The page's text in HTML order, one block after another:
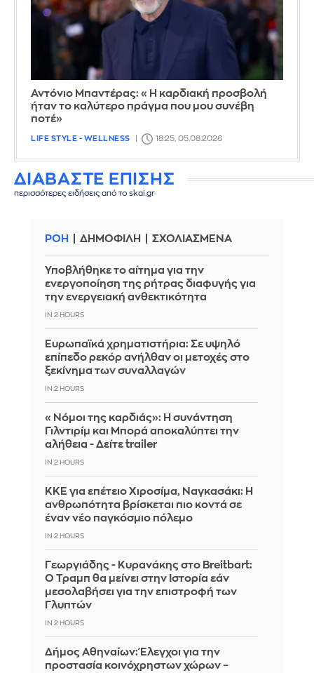
Αντόνιο Μπαντέρας: «Η καρδιακή προσβολή
ήταν το καλύτερο πράγμα που μου συνέβη
ποτέ»
LIFE STYLE - WELLNESS 18:25, 05.08.2026
ΔΙΑΒΑΣΤΕ ΕΠΙΣΗΣ
περισσότερες ειδήσεις από το skai.gr
ΡΟΗ ΔΗΜΟΦΙΛΗ ΣΧΟΛΙΑΣΜΕΝΑ
Υποβλήθηκε το αίτημα για την
ενεργοποίηση της ρήτρας διαφυγής για
την ενεργειακή ανθεκτικότητα
IN 2 HOURS
Ευρωπαϊκά χρηματιστήρια: Σε υψηλό
επίπεδο ρεκόρ ανήλθαν οι μετοχές στο
ξεκίνημα των συναλλαγών
IN 2 HOURS
«Νόμοι της καρδιάς»: Η συνάντηση
Γιλντιρίμ και Μπορά αποκαλύπτει την
αλήθεια - Δείτε trailer
IN 2 HOURS
ΚΚΕ για επέτειο Χιροσίμα, Ναγκασάκι: Η
ανθρωπότητα βρίσκεται πιο κοντά σε
έναν νέο παγκόσμιο πόλεμο
IN 2 HOURS
Γεωργιάδης - Κυρανάκης στο Breitbart:
Ο Τραμπ θα μείνει στην Ιστορία εάν
μεσολαβήσει για την επιστροφή των
Γλυπτών
IN 2 HOURS
Δήμος Αθηναίων: Έλεγχοι για την
προστασία κοινόχρηστων χώρων –